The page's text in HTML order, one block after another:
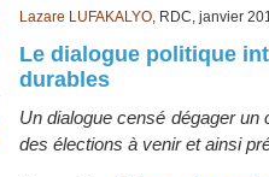
Lazare LUFAKALYO, RDC, janvier
Le dialogue politique
durables
Un dialogue censé dégager un
des élections à venir et ainsi